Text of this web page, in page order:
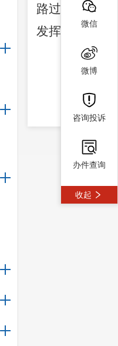
路过关斩将，
发挥，击败众
微信
微博
咨询投诉
办件查询
收起